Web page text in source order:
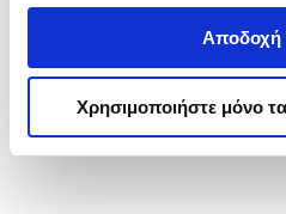
Χρησιμοποιήστε μόνο